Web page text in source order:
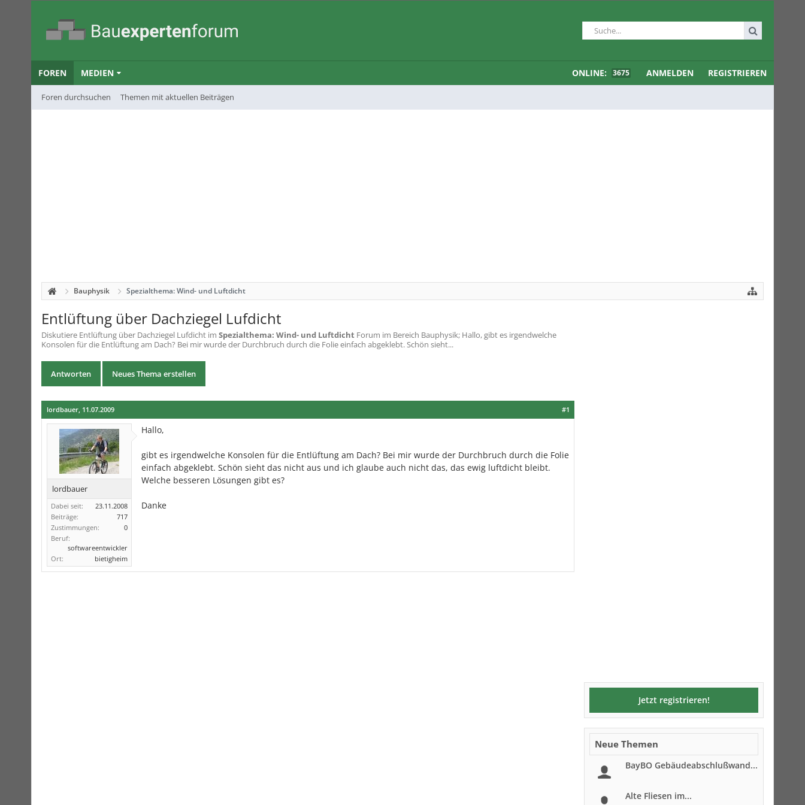
FOREN
Foren durchsuchen Themen mit aktuellen Beiträgen
MEDIEN ONLINE: 3675 ANMELDEN REGISTRIEREN
Bauphysik Spezialthema: Wind- und Luftdicht
Entlüftung über Dachziegel Lufdicht
Diskutiere Entlüftung über Dachziegel Lufdicht im Spezialthema: Wind- und Luftdicht Forum im Bereich Bauphysik; Hallo, gibt es irgendwelche
Konsolen für die Entlüftung am Dach? Bei mir wurde der Durchbruch durch die Folie einfach abgeklebt. Schön sieht...
Antworten Neues Thema erstellen
#1
lordbauer, 11.07.2009
lordbauer
Dabei seit:
23.11.2008
Beiträge:
717
Zustimmungen:
0
Beruf:
softwareentwickler
Ort:
bietigheim
Hallo,
gibt es irgendwelche Konsolen für die Entlüftung am Dach? Bei mir wurde der Durchbruch durch die Folie
einfach abgeklebt. Schön sieht das nicht aus und ich glaube auch nicht das, das ewig luftdicht bleibt.
Welche besseren Lösungen gibt es?
Danke
Jetzt registrieren!
Neue Themen
BayBO Gebäudeabschlußwand...
Alte Fliesen im...